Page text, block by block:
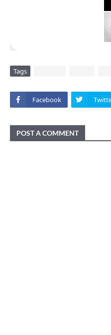
Tags
Facebook
POST A COMMENT